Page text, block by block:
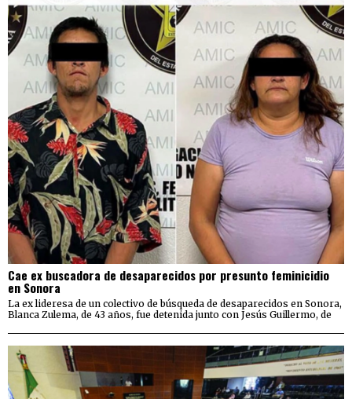
Cae ex buscadora de desaparecidos por presunto feminicidio
en Sonora
La ex lideresa de un colectivo de búsqueda de desaparecidos en Sonora,
Blanca Zulema, de 43 años, fue detenida junto con Jesús Guillermo, de